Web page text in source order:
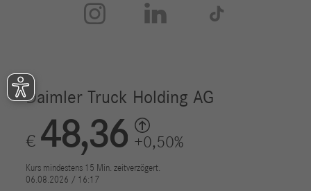

 